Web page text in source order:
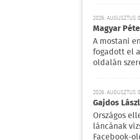
2026. AUGUSZTUS
Magyar
A mostani
fogadott el
oldalán
2026. AUGUSZTUS
Gajdos
Országos
láncának
Facebook-